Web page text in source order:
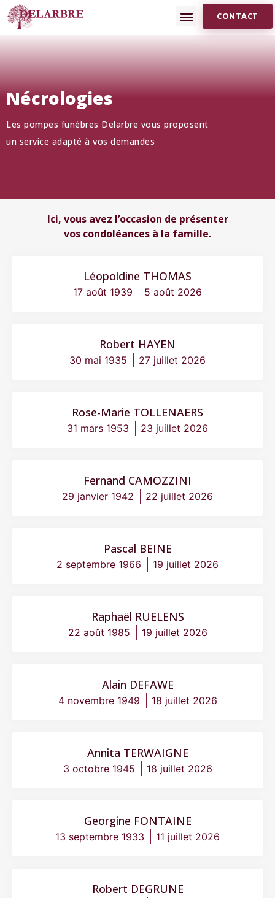
CONTACT
Nécrologies
Les pompes funèbres Delarbre vous proposent
un service adapté à vos demandes
Ici, vous avez l’occasion de présenter
vos condoléances à la famille.
Léopoldine THOMAS
17 août 1939 5 août 2026
Robert HAYEN
30 mai 1935 27 juillet 2026
Rose-Marie TOLLENAERS
31 mars 1953 23 juillet 2026
Fernand CAMOZZINI
29 janvier 1942 22 juillet 2026
Pascal BEINE
2 septembre 1966 19 juillet 2026
Raphaël RUELENS
22 août 1985 19 juillet 2026
Alain DEFAWE
4 novembre 1949 18 juillet 2026
Annita TERWAIGNE
3 octobre 1945 18 juillet 2026
Georgine FONTAINE
13 septembre 1933 11 juillet 2026
Robert DEGRUNE